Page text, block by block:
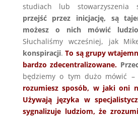
studiach lub stowarzyszenia
przejść przez inicjację, są
możesz o nich mówić
Słuchaliśmy wcześniej, jak
konspiracji.To są grupy
bardzo zdecentralizowane.
będziemy o tym dużo mówić
rozumiesz sposób, w jaki oni
Używają języka w
sygnalizuje ludziom, że